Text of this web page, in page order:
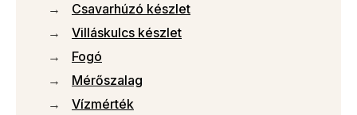
Csavarhúzó készlet
Villáskulcs készlet
Fogó
Mérőszalag
Vízmérték